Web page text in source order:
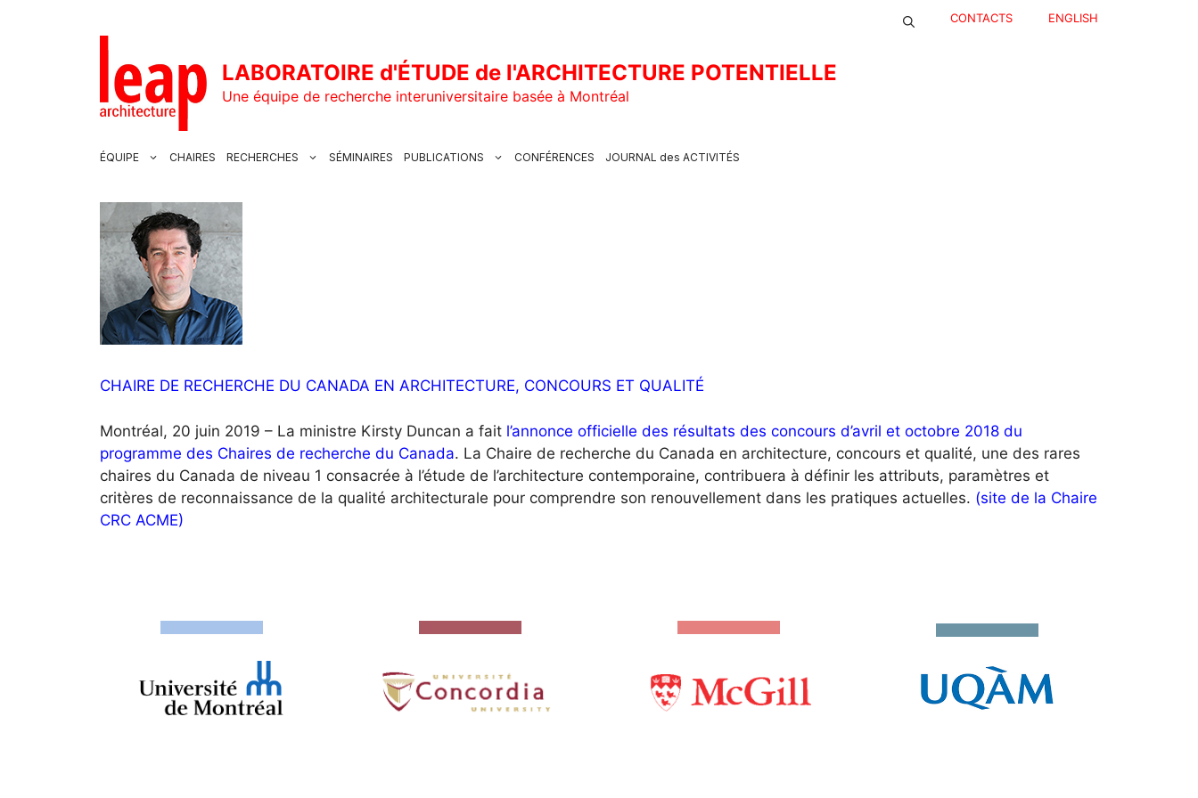
CONTACTS ENGLISH
LABORATOIRE d'ÉTUDE de l'ARCHITECTURE POTENTIELLE
Une équipe de recherche interuniversitaire basée à Montréal
ÉQUIPE CHAIRES RECHERCHES SÉMINAIRES PUBLICATIONS CONFÉRENCES JOURNAL des ACTIVITÉS
CHAIRE DE RECHERCHE DU CANADA EN ARCHITECTURE, CONCOURS ET QUALITÉ
Montréal, 20 juin 2019 – La ministre Kirsty Duncan a fait l’annonce officielle des résultats des concours d’avril et octobre 2018 du
programme des Chaires de recherche du Canada. La Chaire de recherche du Canada en architecture, concours et qualité, une des rares
chaires du Canada de niveau 1 consacrée à l’étude de l’architecture contemporaine, contribuera à définir les attributs, paramètres et
critères de reconnaissance de la qualité architecturale pour comprendre son renouvellement dans les pratiques actuelles. (site de la Chaire
CRC ACME)